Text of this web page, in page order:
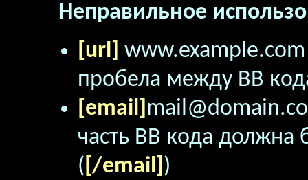
Неправильное
[url]
пробела между BB
[email]
часть BB кода
( [/email] )